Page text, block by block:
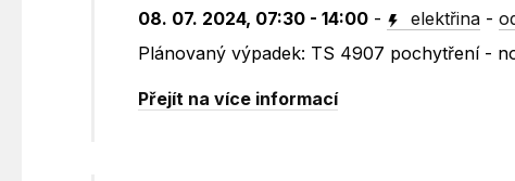
08. 07. 2024, 07:30 - 14:00 - elektřina -
Plánovaný výpadek: TS 4907 pochytření -
Přejít na více informací